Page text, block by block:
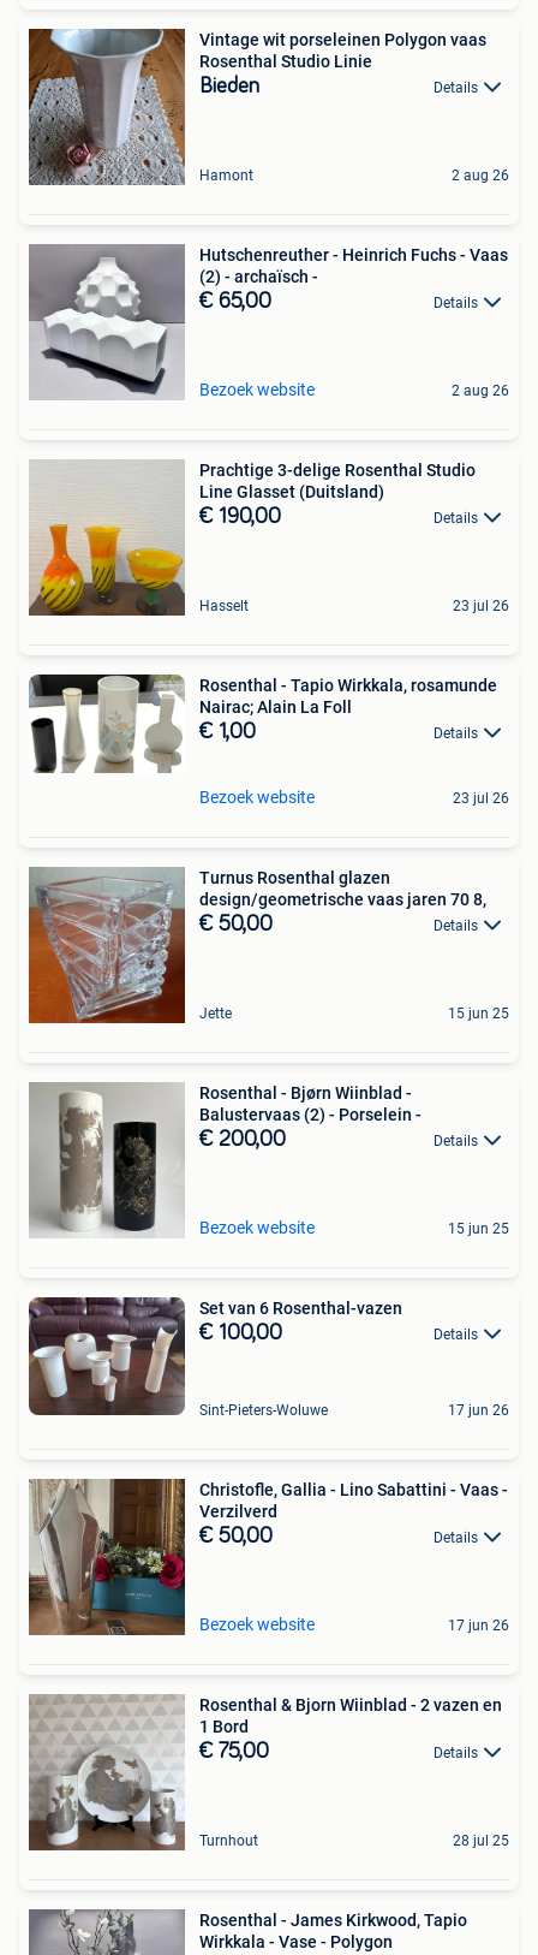
Vintage wit porseleinen Polygon vaas
Rosenthal Studio Linie
Bieden Details
Hamont 2 aug 26
Hutschenreuther - Heinrich Fuchs - Vaas
(2) - archaïsch -
€ 65,00 Details
Bezoek website 2 aug 26
Prachtige 3-delige Rosenthal Studio
Line Glasset (Duitsland)
€ 190,00 Details
Hasselt 23 jul 26
Rosenthal - Tapio Wirkkala, rosamunde
Nairac; Alain La Foll
€ 1,00 Details
Bezoek website 23 jul 26
Turnus Rosenthal glazen
design/geometrische vaas jaren 70 8,
€ 50,00 Details
Jette 15 jun 25
Rosenthal - Bjørn Wiinblad -
Balustervaas (2) - Porselein -
€ 200,00 Details
Bezoek website 15 jun 25
Set van 6 Rosenthal-vazen
€ 100,00 Details
Sint-Pieters-Woluwe 17 jun 26
Christofle, Gallia - Lino Sabattini - Vaas -
Verzilverd
€ 50,00 Details
Bezoek website 17 jun 26
Rosenthal & Bjorn Wiinblad - 2 vazen en
1 Bord
€ 75,00 Details
Turnhout 28 jul 25
Rosenthal - James Kirkwood, Tapio
Wirkkala - Vase - Polygon